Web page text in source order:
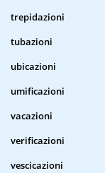
trepidazioni
tubazioni
ubicazioni
umificazioni
vacazioni
verificazioni
vescicazioni